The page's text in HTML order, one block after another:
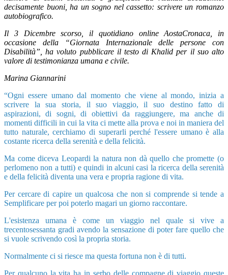
decisamente buoni, ha un sogno nel cassetto: scrivere un romanzo
autobiografico.
Il 3 Dicembre scorso, il quotidiano online AostaCronaca, in
occasione della “Giornata Internazionale delle persone con
Disabilità”, ha voluto pubblicare il testo di Khalid per il suo alto
valore di testimonianza umana e civile.
Marina Giannarini
“Ogni essere umano dal momento che viene al mondo, inizia a
scrivere la sua storia, il suo viaggio, il suo destino fatto di
aspirazioni, di sogni, di obiettivi da raggiungere, ma anche di
momenti difficili in cui la vita ci mette alla prova e noi in maniera del
tutto naturale, cerchiamo di superarli perché l'essere umano è alla
costante ricerca della serenità e della felicità.
Ma come diceva Leopardi la natura non dà quello che promette (o
perlomeno non a tutti) e quindi in alcuni casi la ricerca della serenità
e della felicità diventa una vera e propria ragione di vita.
Per cercare di capire un qualcosa che non si comprende si tende a
Semplificare per poi poterlo magari un giorno raccontare.
L'esistenza umana è come un viaggio nel quale si vive a
trecentosessanta gradi avendo la sensazione di poter fare quello che
si vuole scrivendo così la propria storia.
Normalmente ci si riesce ma questa fortuna non è di tutti.